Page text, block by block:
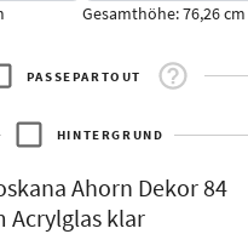
Andros Attika
Burgund
Gesamthöhe: 76,26 cm
PASSEPARTOUT
HINTERGRUND
Ahorn Dekor 84
Acrylglas klar